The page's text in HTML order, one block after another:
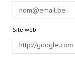
Site web